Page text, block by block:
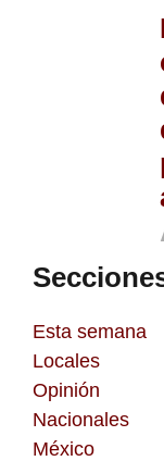
Esta semana
Locales
Opinión
Nacionales
México